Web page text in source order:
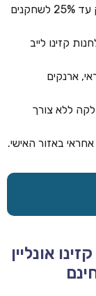
בונוסי רילוד שבועיים, בונוס קריפטו וקאשבק עד 25% לשחקנים
קזינו לייב
ארנקים
ללא צורך
MEGAPARI CASINO – 2026 קזינו אונליין